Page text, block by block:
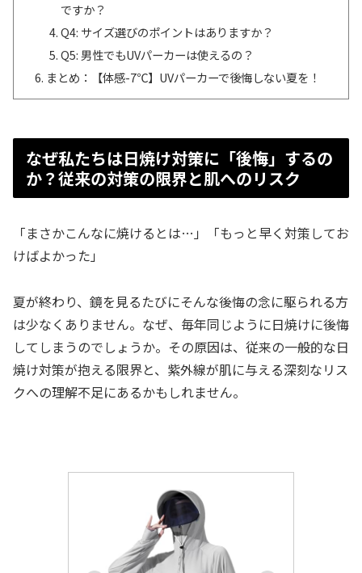
ですか？
Q4: サイズ選びのポイントはありますか？
Q5: 男性でもUVパーカーは使えるの？
まとめ：【体感-7℃】UVパーカーで後悔しない夏を！
なぜ私たちは日焼け対策に「後悔」するの
か？従来の対策の限界と肌へのリスク
「まさかこんなに焼けるとは…」「もっと早く対策してお
けばよかった」
夏が終わり、鏡を見るたびにそんな後悔の念に駆られる方
は少なくありません。なぜ、毎年同じように日焼けに後悔
してしまうのでしょうか。その原因は、従来の一般的な日
焼け対策が抱える限界と、紫外線が肌に与える深刻なリス
クへの理解不足にあるかもしれません。